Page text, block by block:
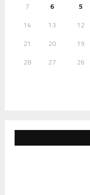
5
6
7
12
13
14
19
20
21
26
27
28